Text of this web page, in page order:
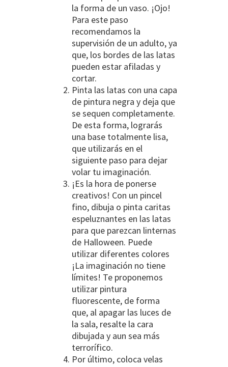
la forma de un vaso. ¡Ojo!
Para este paso
recomendamos la
supervisión de un adulto, ya
que, los bordes de las latas
pueden estar afiladas y
cortar.
Pinta las latas con una capa
de pintura negra y deja que
se sequen completamente.
De esta forma, lograrás
una base totalmente lisa,
que utilizarás en el
siguiente paso para dejar
volar tu imaginación.
¡Es la hora de ponerse
creativos! Con un pincel
fino, dibuja o pinta caritas
espeluznantes en las latas
para que parezcan linternas
de Halloween. Puede
utilizar diferentes colores
¡La imaginación no tiene
límites! Te proponemos
utilizar pintura
fluorescente, de forma
que, al apagar las luces de
la sala, resalte la cara
dibujada y aun sea más
terrorífico.
Por último, coloca velas